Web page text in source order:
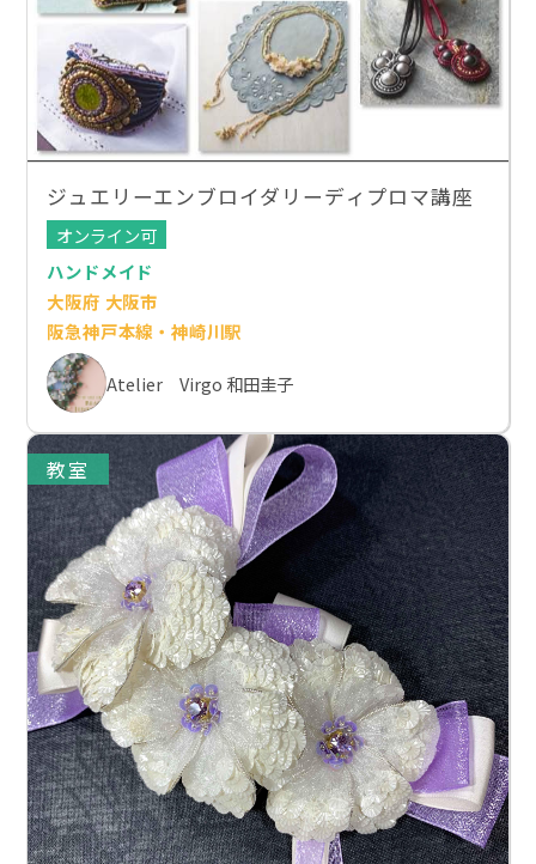
ジュエリーエンブロイダリーディプロマ講座
オンライン可
ハンドメイド
大阪府 大阪市
阪急神戸本線・神崎川駅
Atelier Virgo 和田圭子
教室